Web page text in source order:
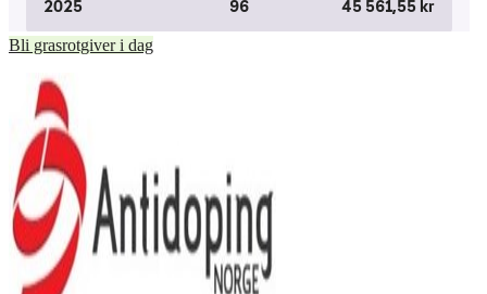
Bli grasrotgiver i dag